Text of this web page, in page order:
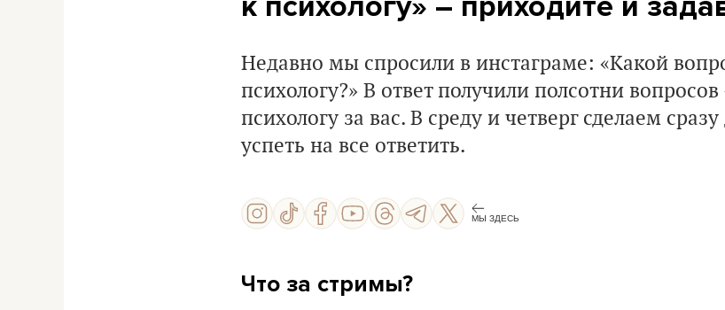
Недавно мы спросили в инстаграме: «Какой
психологу?» В ответ получили полсотни
психологу за вас. В среду и четверг сделаем
успеть на все ответить.
МЫ ЗДЕСЬ
Что за стримы?